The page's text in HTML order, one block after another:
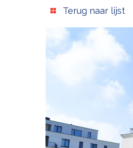
Terug naar lijst